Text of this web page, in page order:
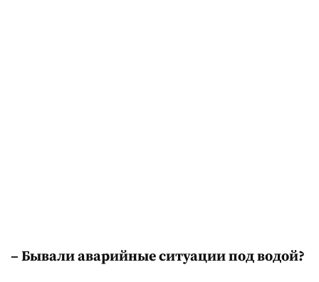
– Бывали аварийные ситуации под водой?